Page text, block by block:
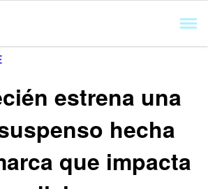
estrena una
hecha
que impacta